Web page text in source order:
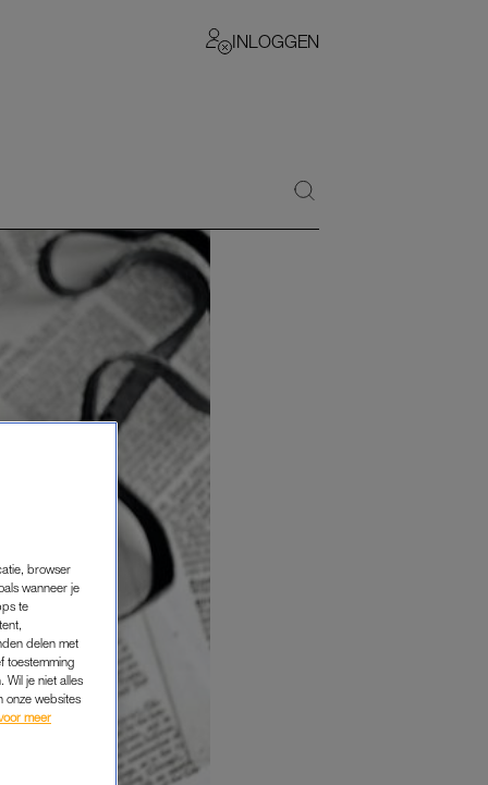
INLOGGEN
browser
wanneer je
te
delen met
toestemming
Wil je niet alles
onze websites
meer